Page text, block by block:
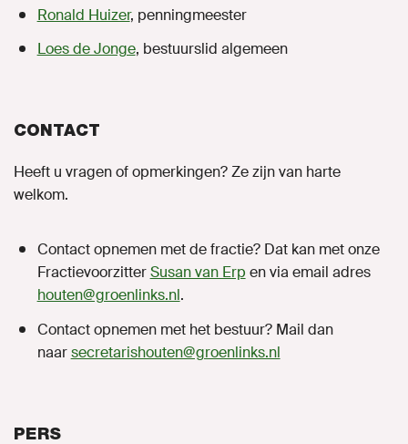
Ronald Huizer, penningmeester
Loes de Jonge, bestuurslid algemeen
CONTACT
Heeft u vragen of opmerkingen? Ze zijn van harte
welkom.
Contact opnemen met de fractie? Dat kan met onze
FractievoorzitterSusan van Erp en via email adres
houten@groenlinks.nl.
Contact opnemen met het bestuur? Mail dan
naarsecretarishouten@groenlinks.nl
PERS